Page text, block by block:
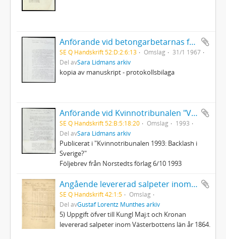
Anförande vid betongarbetarnas fackföreningsmöte
SE Q Handskrift 52:D:2:6:13 Omslag
31/1 1967
Del avSara Lidmans arkiv
kopia av manuskript - protokollsbilaga
Anförande vid Kvinnotribunalen "Vad har pornografi med atomklyvning att skaffa"
SE Q Handskrift 52:B:5:18:20 Omslag
1993
Del avSara Lidmans arkiv
Publicerat i "Kvinnotribunalen 1993: Backlash i
Sverige?"
Följebrev från Norstedts förlag 6/10 1993
Angående levererad salpeter inom Västerbottens län år 1864
SE Q Handskrift 42:1:5
Omslag
Del avGustaf Lorentz Munthes arkiv
5) Uppgift öfver till Kungl Maj:t och Kronan
levererad salpeter inom Västerbottens län år 1864.